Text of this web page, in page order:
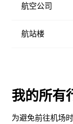
航空公司
航站楼
我的所有
为避免前往机场